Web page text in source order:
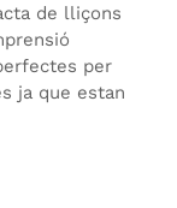
de lliçons
per
ja que estan